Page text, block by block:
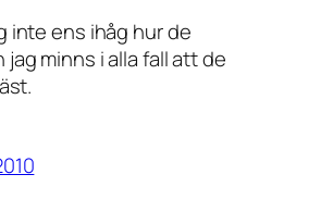
inte ens ihåg hur de
jag minns i alla fall att de